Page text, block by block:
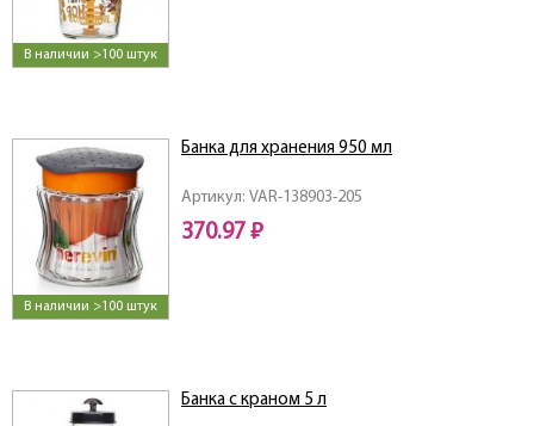
В наличии >100 штук
В наличии >100 штук
Артикул: VAR-138903-205
Банка для хранения 950 мл
370.97 ₽
Банка с краном 5 л